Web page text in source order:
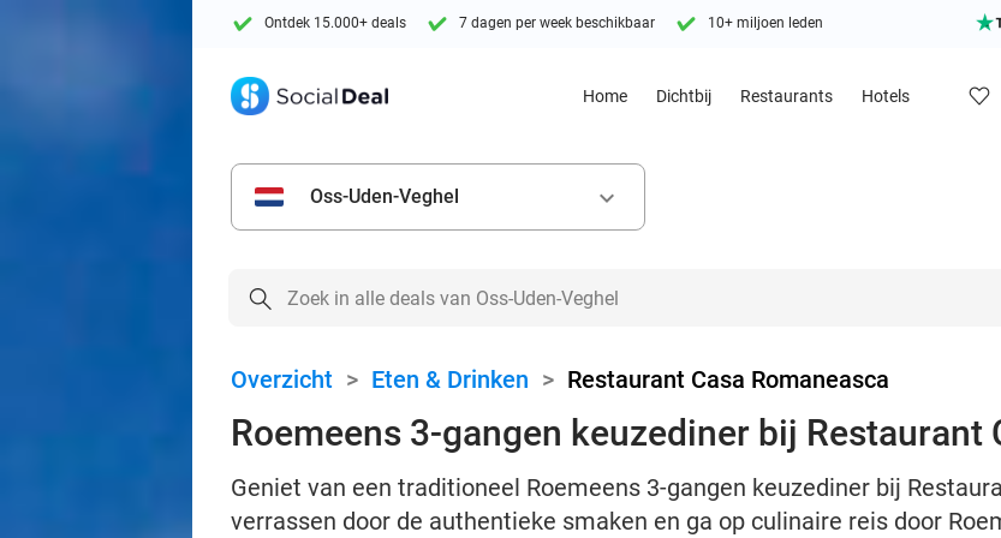
Ontdek 15.000+ deals 7 dagen per week beschikbaar 10+ miljoen leden
Home Dichtbij Restaurants Hotels
Oss-Uden-Veghel keyboard_arrow_down
Overzicht > Eten & Drinken > Restaurant Casa Romaneasca
Roemeens 3-gangen keuzediner bij Restaurant
Geniet van een traditioneel Roemeens 3-gangen keuzediner bij
verrassen door de authentieke smaken en ga op culinaire reis door